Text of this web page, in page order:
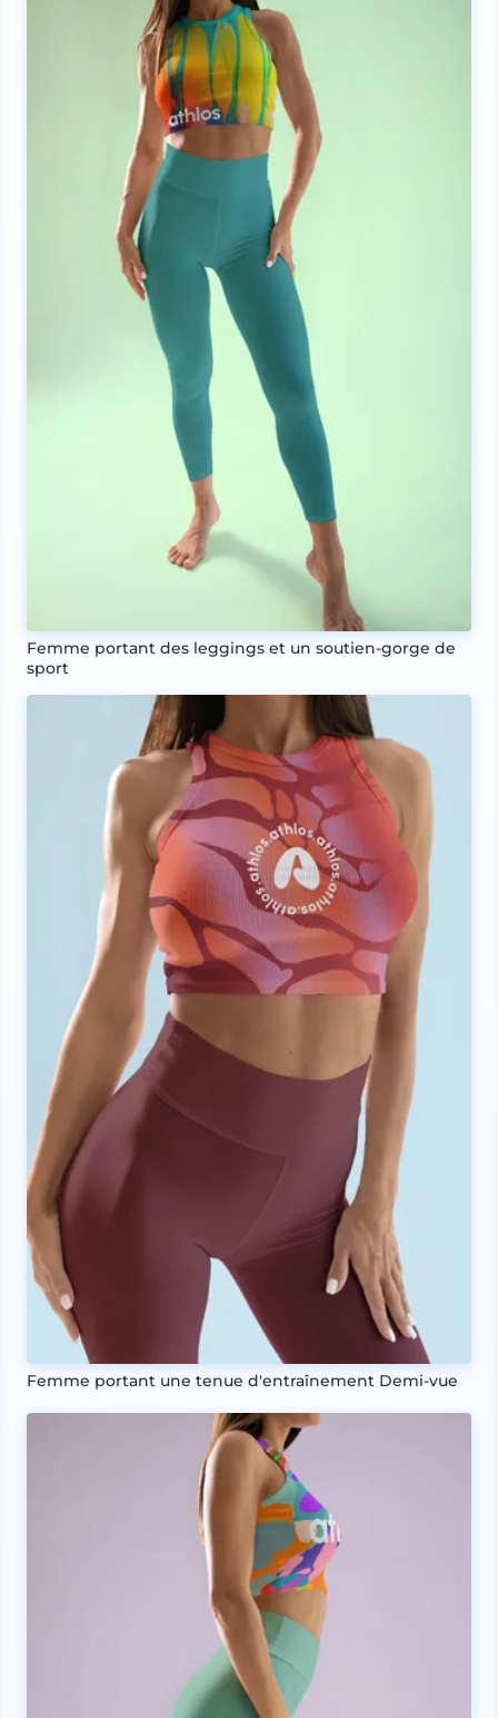
Femme portant des leggings et un soutien-gorge de
sport
Femme portant une tenue d'entraînement Demi-vue